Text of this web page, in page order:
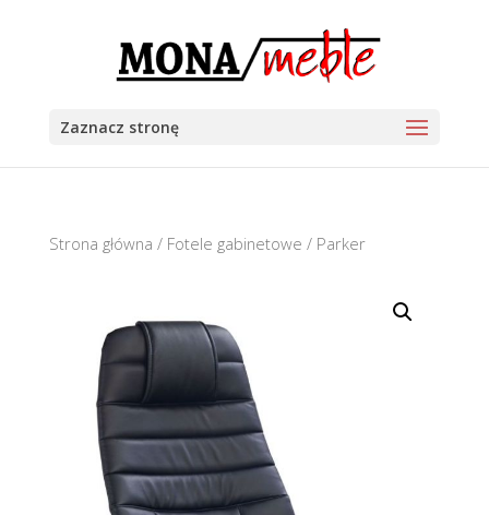
Zaznacz stronę
Strona główna / Fotele gabinetowe / Parker